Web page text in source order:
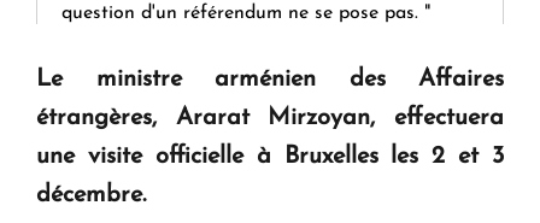
question d'un référendum ne se pose pas. "
KASA : 30 ans d'audace, de résilience et d'avenir
en Arménie
Le premier hôtel Hyatt Regency d'Arménie
Le ministre arménien des Affaires
étrangères, Ararat Mirzoyan, effectuera
une visite officielle à Bruxelles les 2 et 3
décembre.